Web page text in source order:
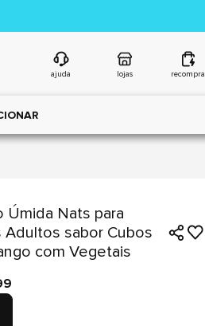
ajuda lojas recompra
Úmida Nats para
Adultos sabor Cubos
com Vegetais